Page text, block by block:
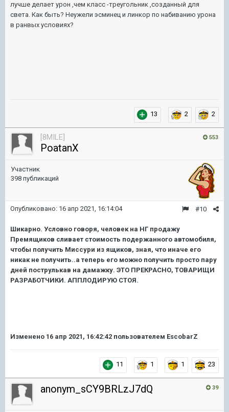
лучше делает урон ,чем класс -треугольник ,созданный для
света. Как быть? Неужели эсминец и линкор по набиванию урона
в ранвых условиях?
13 2 2
553
[8MILE]
PoatanX
Участник
398 публикаций
#10
Опубликовано: 16 апр 2021, 16:14:04
Шикарно. Условно говоря, человек на НГ продажу
Премящиков сливает стоимость подержанного автомобиля,
чтобы получить Миссури из ящиков, зная, что иначе его
никак не получить..а теперь его можно получить просто пару
дней пострулькав на дамажку. ЭТО ПРЕКРАСНО, ТОВАРИЩИ
РАЗРАБОТЧИКИ. АППЛОДИРУЮ СТОЯ.
Изменено 16 апр 2021, 16:42:42 пользователем EscobarZ
11 1 1 23
39
anonym_sCY9BRLzJ7dQ